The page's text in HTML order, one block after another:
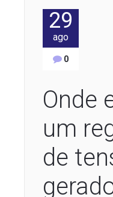
29
ago
0
Onde
um
de